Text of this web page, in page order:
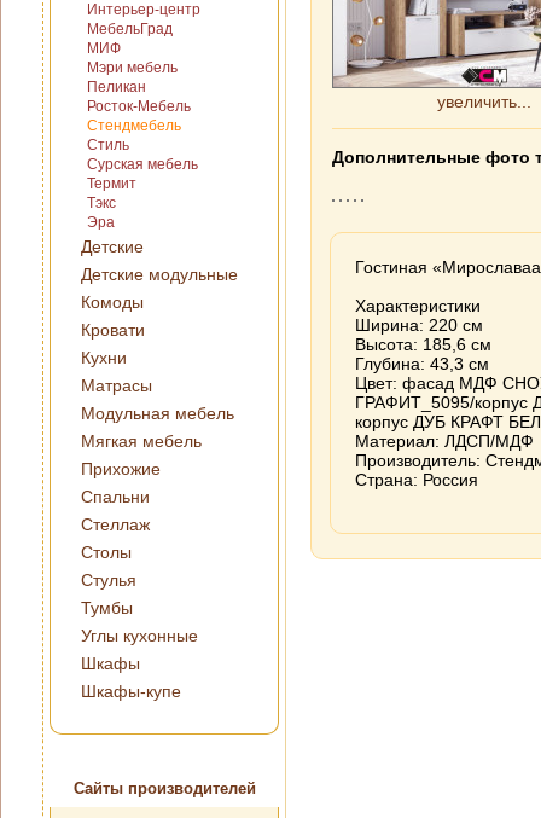
Интерьер-центр
МебельГрад
МИФ
Мэри мебель
Пеликан
Росток-Мебель
Стендмебель
Стиль
Сурская мебель
Термит
Тэкс
Эра
Детские
Детские модульные
Комоды
Кровати
Кухни
Матрасы
Модульная мебель
Мягкая мебель
Прихожие
Спальни
Стеллаж
Столы
Стулья
Тумбы
Углы кухонные
Шкафы
Шкафы-купе
Сайты производителей
увеличить...
Дополнительные фото
Гостиная
Характеристики
Ширина: 220 см
Высота: 185,6 см
Глубина: 43,3 см
Цвет: фасад МДФ
ГРАФИТ_5095/
корпус ДУБ КРАФТ
Материал: ЛДСП/МДФ
Производитель:
Страна: Россия